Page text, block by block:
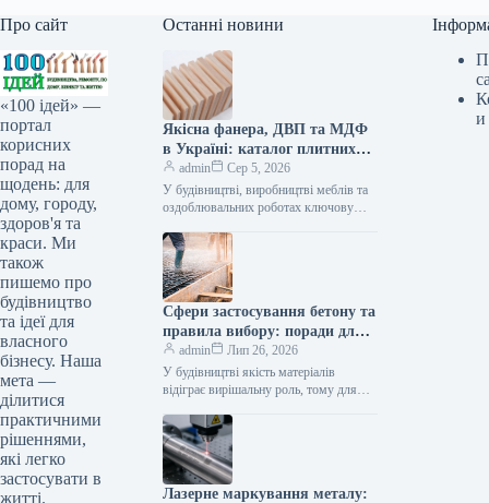
Про сайт
«100 ідей» —
портал
корисних
порад на
щодень: для
дому, городу,
здоров'я та
краси. Ми
також
пишемо про
будівництво
та ідеї для
власного
бізнесу. Наша
мета —
ділитися
практичними
рішеннями,
які легко
застосувати в
житті.
Останні новини
Якісна фанера, ДВП та МДФ
в Україні: каталог плитних
матеріалів від «ВІН-ВУД»
admin
Сер 5, 2026
У будівництві, виробництві меблів та
оздоблювальних роботах ключову
сировини. Компанія «ВІН-ВУД» уже
тривалий час займається…
Сфери застосування бетону та
правила вибору: поради для
приватного й промислового
будівництва
admin
Лип 26, 2026
У будівництві якість матеріалів
відіграє вирішальну роль, тому для
обирати перевірених виробників, таких
як компанія Промбудцентр,…
Лазерне маркування металу:
и